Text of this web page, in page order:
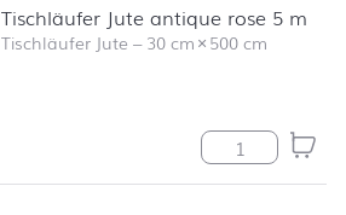
Tischläufer Jute antique rose 5 m
Tischläufer Jute –30 cm×500 cm
Tischläufer